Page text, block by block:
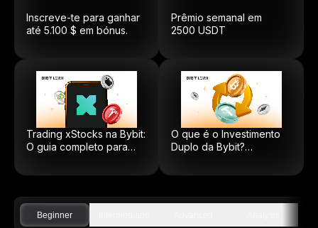
Inscreve-te para ganhar
até 5.100 $ em bónus.
Prêmio semanal em
2500 USDT
Trading xStocks na Bybit:
O guia completo para
O que é o Investimento
Duplo da Bybit?
Beginner